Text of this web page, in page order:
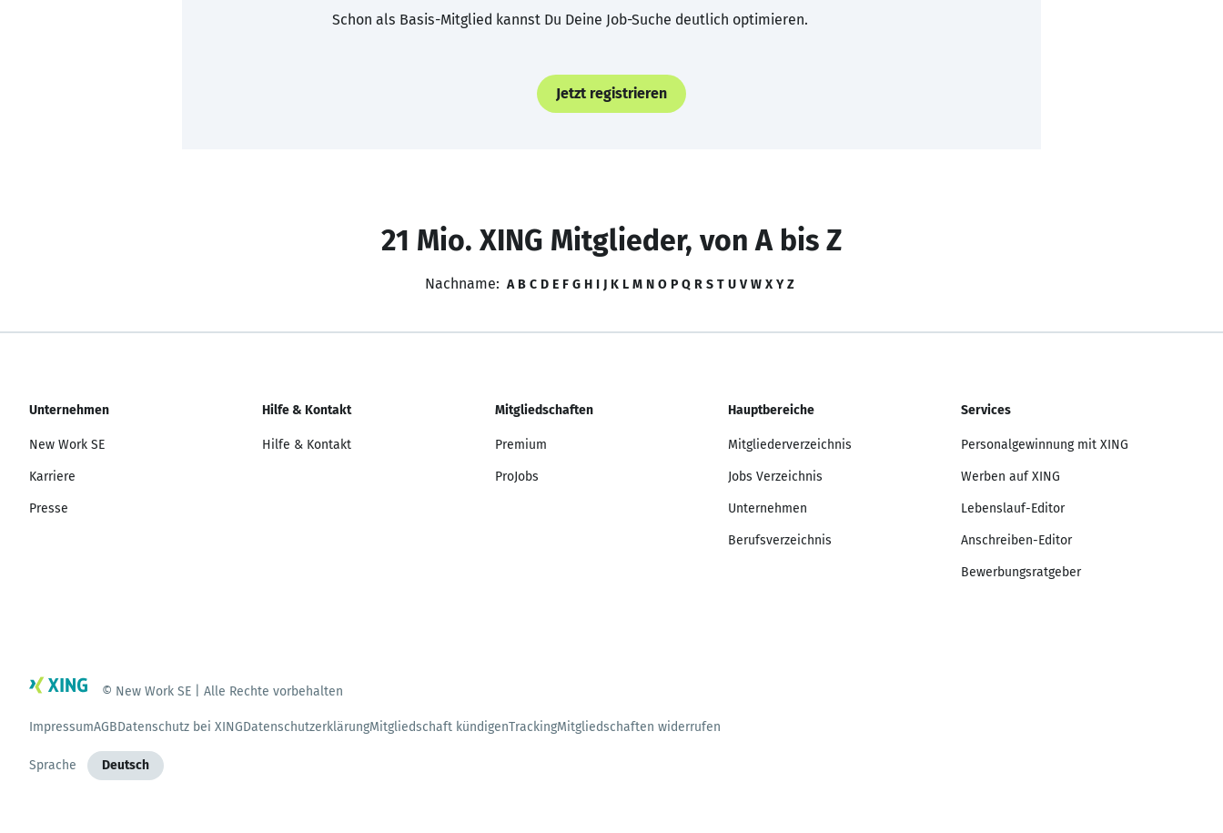
Schon als Basis-Mitglied kannst Du Deine Job-Suche deutlich optimieren.
Jetzt registrieren
21 Mio. XING Mitglieder, von A bis Z
Nachname: A B C D E F G H I J K L M N O P Q R S T U V W X Y Z
Unternehmen
New Work SE
Karriere
Presse
Hilfe & Kontakt
Hilfe & Kontakt
Mitgliedschaften
Premium
ProJobs
Hauptbereiche
Mitgliederverzeichnis
Jobs Verzeichnis
Unternehmen
Berufsverzeichnis
Services
Personalgewinnung mit XING
Werben auf XING
Lebenslauf-Editor
Anschreiben-Editor
Bewerbungsratgeber
© New Work SE | Alle Rechte vorbehalten
ImpressumAGBDatenschutz bei XINGDatenschutzerklärungMitgliedschaft kündigenTrackingMitgliedschaften widerrufen
Sprache Deutsch